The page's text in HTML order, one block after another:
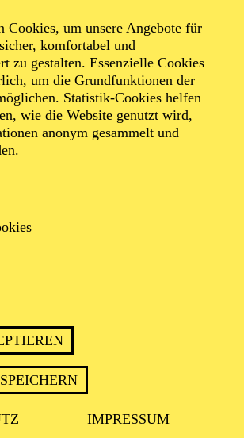
Cookies, um unsere Angebote für
komfortabel und
zu gestalten. Essenzielle Cookies
um die Grundfunktionen der
Statistik-Cookies helfen
wie die Website genutzt wird,
anonym gesammelt und
IMPRESSUM
Rundgang durch das Aalto-
ca. 2 Stunden